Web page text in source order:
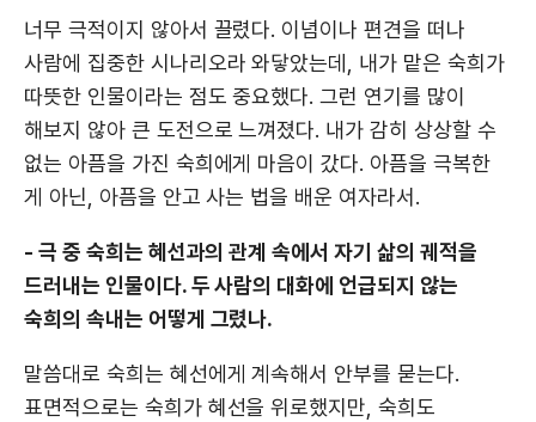
너무 극적이지 않아서 끌렸다. 이념이나 편견을 떠나
사람에 집중한 시나리오라 와닿았는데, 내가 맡은 숙희가
따뜻한 인물이라는 점도 중요했다. 그런 연기를 많이
해보지 않아 큰 도전으로 느껴졌다. 내가 감히 상상할 수
없는 아픔을 가진 숙희에게 마음이 갔다. 아픔을 극복한
게 아닌, 아픔을 안고 사는 법을 배운 여자라서.
- 극 중 숙희는 혜선과의 관계 속에서 자기 삶의 궤적을
드러내는 인물이다. 두 사람의 대화에 언급되지 않는
숙희의 속내는 어떻게 그렸나.
말씀대로 숙희는 혜선에게 계속해서 안부를 묻는다.
표면적으로는 숙희가 혜선을 위로했지만, 숙희도